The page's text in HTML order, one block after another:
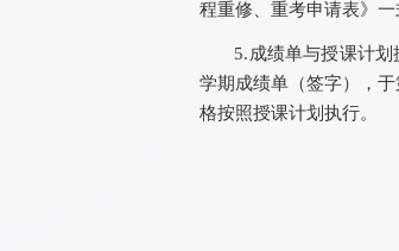
程重修、重考申请表》一
5. 成绩单与授课计划
学期成绩单（签字），于
格按照授课计划执行。
研